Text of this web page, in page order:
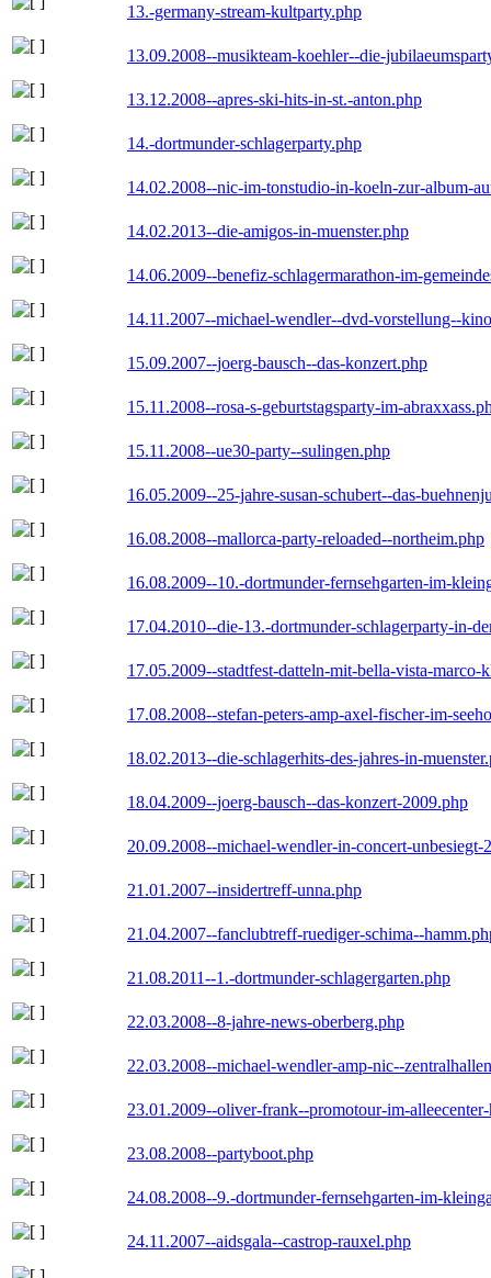
13.-germany-stream-kultparty.php
13.09.2008--musikteam-koehler--die-
13.12.2008--apres-ski-hits-in-st.-anton.php
14.-dortmunder-schlagerparty.php
14.02.2008--nic-im-tonstudio-in-koeln-zur-album-
14.02.2013--die-amigos-in-muenster.php
14.06.2009--benefiz-schlagermarathon-im-
14.11.2007--michael-wendler--dvd-vorstellung--
15.09.2007--joerg-bausch--das-konzert.php
15.11.2008--rosa-s-geburtstagsparty-im-
15.11.2008--ue30-party--sulingen.php
16.05.2009--25-jahre-susan-schubert--das-
16.08.2008--mallorca-party-reloaded--northeim.php
16.08.2009--10.-dortmunder-fernsehgarten-im-
17.04.2010--die-13.-dortmunder-schlagerparty-in-
17.05.2009--stadtfest-datteln-mit-bella-vista-marco-
17.08.2008--stefan-peters-amp-axel-fischer-im-
18.02.2013--die-schlagerhits-des-jahres-in-
18.04.2009--joerg-bausch--das-konzert-2009.php
20.09.2008--michael-wendler-in-concert-unbesiegt-
21.01.2007--insidertreff-unna.php
21.04.2007--fanclubtreff-ruediger-schima--
21.08.2011--1.-dortmunder-schlagergarten.php
22.03.2008--8-jahre-news-oberberg.php
22.03.2008--michael-wendler-amp-nic--
23.01.2009--oliver-frank--promotour-im-
23.08.2008--partyboot.php
24.08.2008--9.-dortmunder-fernsehgarten-im-
24.11.2007--aidsgala--castrop-rauxel.php